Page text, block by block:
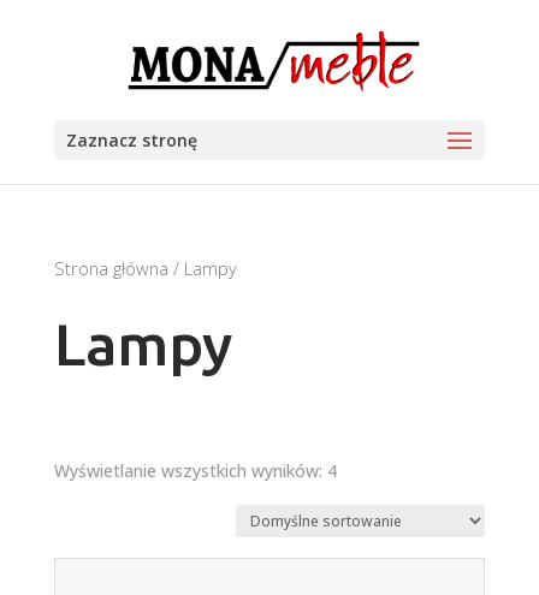
Zaznacz stronę
Strona główna / Lampy
Lampy
Wyświetlanie wszystkich wyników: 4